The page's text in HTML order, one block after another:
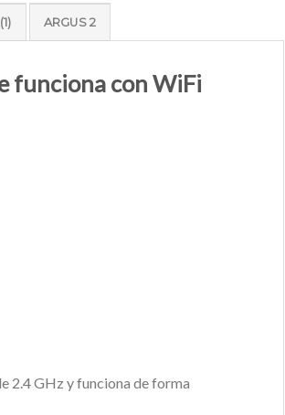
ARGUS 2
funciona con WiFi
2.4 GHz y funciona de forma